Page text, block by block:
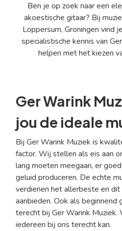
Ben je op zoek naar een
akoestische gitaar? Bij
Loppersum, Groningen vind
specialistische kennis van
helpen met het kiezen
Ger Warink
jou de ideale
Bij Ger Warink Muziek is
factor. Wij stellen als eis aan
lang moeten meegaan, er
geluid produceren. De echte
verdienen het allerbeste en
aanbieden. Ook als beginnend
terecht bij Ger Warink
iedereen bij ons terecht kan.